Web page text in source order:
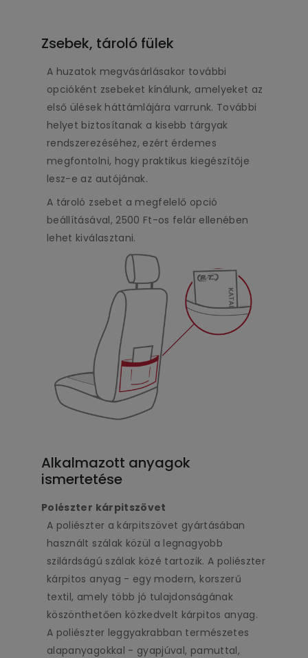
Zsebek, tároló fülek
A huzatok megvásárlásakor további
opcióként zsebeket kínálunk, amelyeket az
első ülések háttámlájára varrunk. További
helyet biztosítanak a kisebb tárgyak
rendszerezéséhez, ezért érdemes
megfontolni, hogy praktikus kiegészítője
lesz-e az autójának.
A tároló zsebet a megfelelő opció
beállításával, 2500 Ft-os felár ellenében
lehet kiválasztani.
Alkalmazott anyagok
ismertetése
Polészter kárpitszövet
A poliészter a kárpitszövet gyártásában
használt szálak közül a legnagyobb
szilárdságú szálak közé tartozik. A poliészter
kárpitos anyag - egy modern, korszerű
textil, amely több jó tulajdonságának
köszönthetően közkedvelt kárpitos anyag.
A poliészter leggyakrabban természetes
alapanyagokkal - gyapjúval, pamuttal,